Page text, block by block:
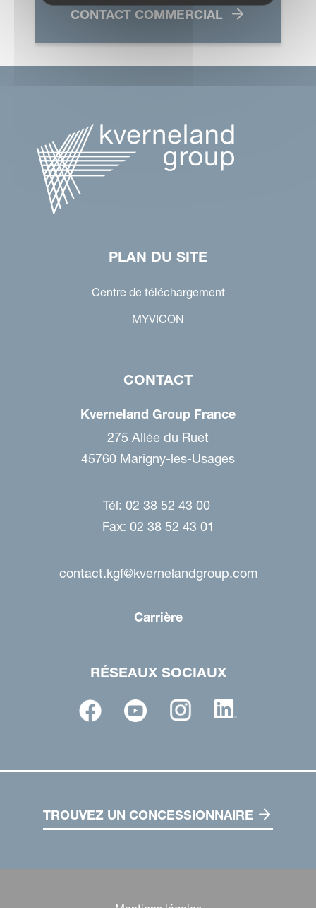
CONTACT COMMERCIAL
PLAN DU SITE
Centre de téléchargement
MYVICON
CONTACT
Kverneland Group France
275 Allée du Ruet
45760 Marigny-les-Usages
Tél: 02 38 52 43 00
Fax: 02 38 52 43 01
contact.kgf@kvernelandgroup.com
Carrière
RÉSEAUX SOCIAUX
TROUVEZ UN CONCESSIONNAIRE